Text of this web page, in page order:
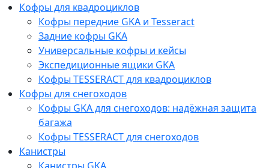
Кофры для квадроциклов
Кофры передние GKA и Tesseract
Задние кофры GKA
Универсальные кофры и кейсы
Экспедиционные ящики GKA
Кофры TESSERACT для квадроциклов
Кофры для снегоходов
Кофры GKA для снегоходов: надёжная защита
багажа
Кофры TESSERACT для снегоходов
Канистры